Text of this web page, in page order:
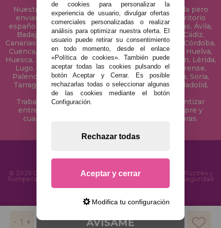
AVÍSAME
Nuestra tienda de puzzles está ubicada en Sevilla pero
enviamos tus puzzles a cualquier ciudad del territorio
español: Álava, Albacete, Alicante, Almería, Asturias, Ávila,
Badajoz, Baleares, Barcelona, Burgos, Cáceres, Cádiz,
Canarias, Cantabria, Castellón, Ceuta, Ciudad Real, Córdoba,
Cuenca, Gerona, Granada, Guadalajara, Guipúzcoa, Huelva,
Huesca, Jaén, La Coruña, La Rioja, Las Palmas, Leon, Lérida,
Lugo, Madrid, Málaga, Melilla, Murcia, Navarra, Orense,
Palencia, Pontevedra, Salamanca, Segovia, Sevilla, Soria,
Tarragona, Tenerife, Teruel, Toledo, Valencia, Valladolid,
Vizcaya, Zamora y Zaragoza.
Trabajamos con Stocks permanentes para garantizar
entregas rápidas en territorio peninsular, siempre y
cuando el pedido se realice antes de las 18 horas.
© 2026 CasaDelPuzzle.com - Tienda Online para comprar Puzzles y
Rompecabezas en Internet. Entrega Rápida en 24 Horas y Seguridad
de cookies para personalizar la
experiencia de usuario, divulgar ofertas
comerciales personalizadas o realizar
análisis para optimizar nuestra oferta. El
usuario puede retirar su consentimiento
en todo momento, desde el enlace
«Política de cookies». También puede
aceptar todas las cookies pulsando el
botón Aceptar y Cerrar. Es posible
rechazarlas todas o seleccionar algunas
de las cookies mediante el botón
Configuración.
Rechazar todas
Aceptar y cerrar
Modifica tu configuración